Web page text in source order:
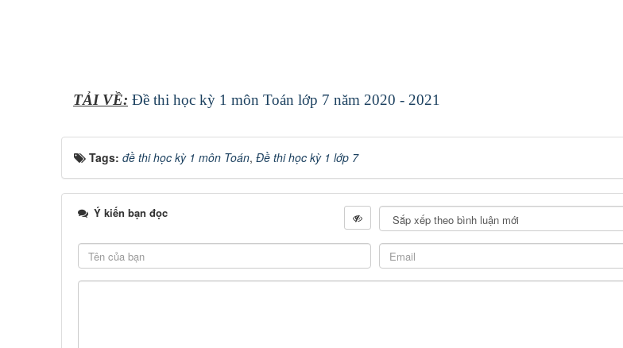
TẢI VỀ: Đề thi học kỳ 1 môn Toán lớp 7 năm 2020 - 2021
Tags: đề thi học kỳ 1 môn Toán, Đề thi học kỳ 1 lớp 7
Ý kiến bạn đọc